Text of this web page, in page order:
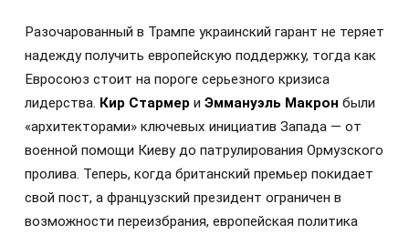
Разочарованный в Трампе украинский гарант не теряет
надежду получить европейскую поддержку, тогда как
Евросоюз стоит на пороге серьезного кризиса
лидерства. Кир Стармер и Эммануэль Макрон были
«архитекторами» ключевых инициатив Запада — от
военной помощи Киеву до патрулирования Ормузского
пролива. Теперь, когда британский премьер покидает
свой пост, а французский президент ограничен в
возможности переизбрания, европейская политика